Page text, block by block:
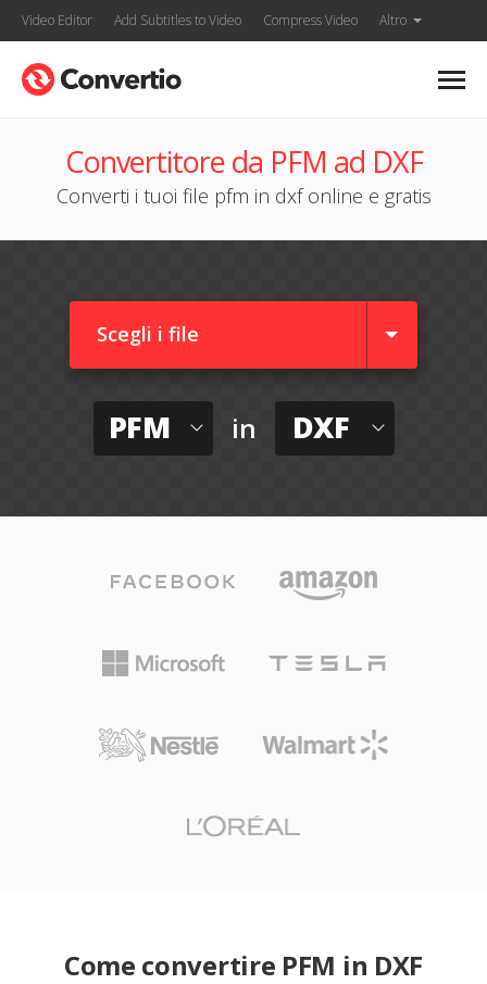
Video Editor Add Subtitles to Video Compress Video Altro
Convertitore da PFM ad DXF
Converti i tuoi file pfm in dxf online e gratis
Scegli i file
PFM in DXF
Come convertire PFM in DXF